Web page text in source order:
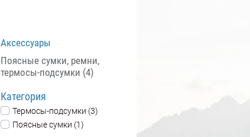
Аксессуары
Поясные сумки, ремни,
термосы-подсумки (4)
Категория
Термосы-подсумки (3)
Поясные сумки (1)